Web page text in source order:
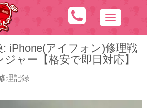
N
a
v
i
t
: iPhone(アイフォン)修理戦
ャー【格安で即日対応】
理記録